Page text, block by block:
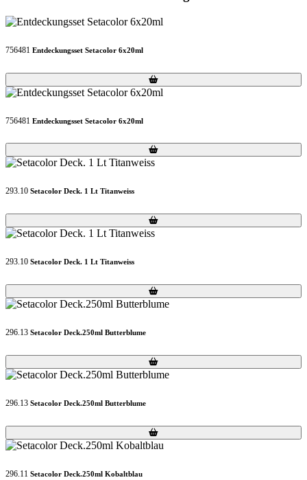
756481 Entdeckungsset Setacolor 6x20ml
Loading...
Loading...
756481 Entdeckungsset Setacolor 6x20ml
Loading...
Loading...
293.10 Setacolor Deck. 1 Lt Titanweiss
Loading...
Loading...
293.10 Setacolor Deck. 1 Lt Titanweiss
Loading...
Loading...
296.13 Setacolor Deck.250ml Butterblume
Loading...
Loading...
296.13 Setacolor Deck.250ml Butterblume
Loading...
Loading...
296.11 Setacolor Deck.250ml Kobaltblau